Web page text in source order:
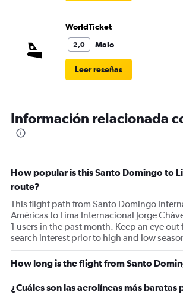
WorldTicket
2,0 Malo
Leer reseñas
Información relacionada
How popular is this Santo Domingo to
route?
This flight path from Santo Domingo
Américas to Lima Internacional Jorge
1 users in the past month. Keep an eye out
search interest prior to high and low
How long is the flight from Santo
¿Cuáles son las aerolíneas más baratas